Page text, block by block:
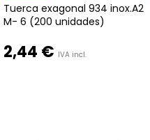
Tuerca exagonal 934 inox.A2
M- 6 (200 unidades)
2,44 € IVA incl.